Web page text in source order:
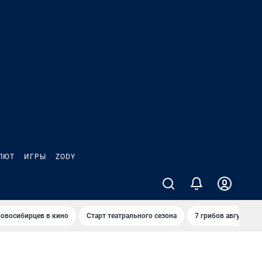
ИГРЫ ZODY
в кино Старт театрального сезона 7 грибов августа